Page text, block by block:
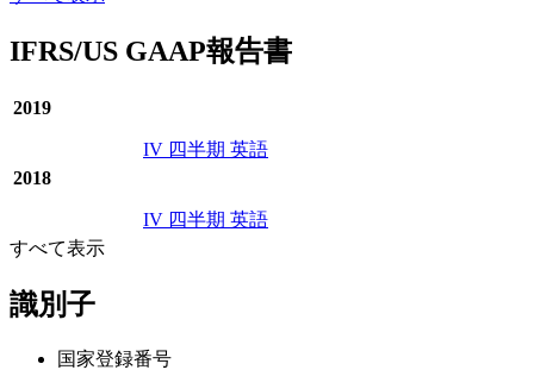
IFRS/US GAAP報告書
2019
IV 四半期 英語
2018
IV 四半期 英語
すべて表示
識別子
国家登録番号